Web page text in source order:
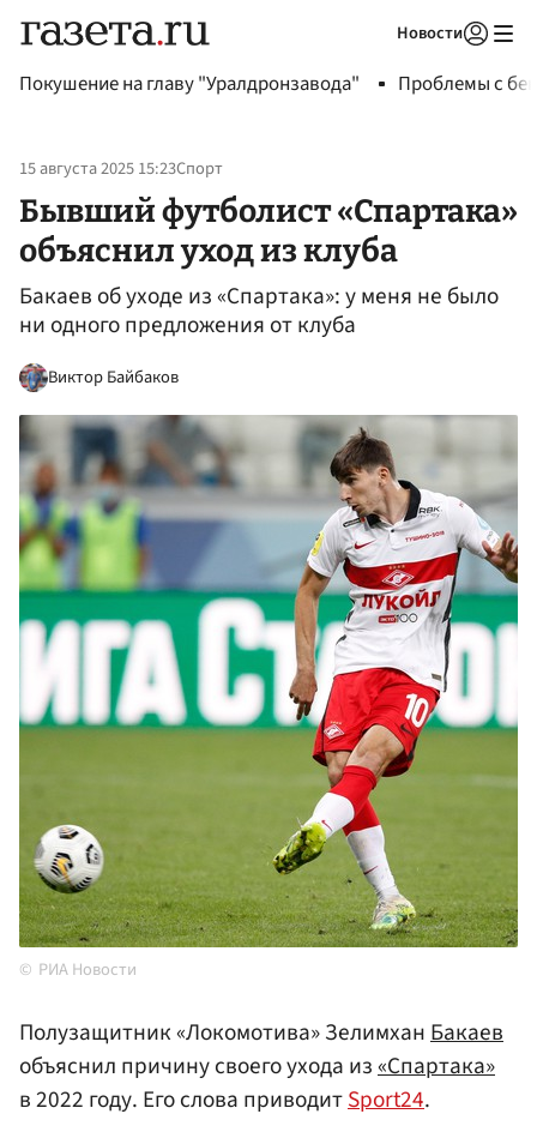
Новости
Покушение на главу "Уралдронзавода" Проблемы с
15 августа 2025 15:23Спорт
Бывший футболист «Спартака»
объяснил уход из клуба
Бакаев об уходе из «Спартака»: у меня не было
ни одного предложения от клуба
Виктор Байбаков
РИА Новости
Полузащитник «Локомотива» ЗелимханБакаев
объяснил причину своего ухода из«Спартака»
в 2022 году. Его слова приводитSport24.